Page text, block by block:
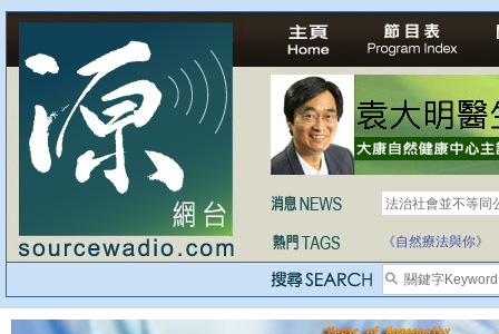
法治社會並不等同
自家教育合法化-
《自然療法與你》